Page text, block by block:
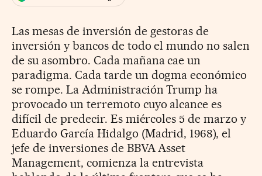
Las mesas de inversión de gestoras de
inversión y bancos de todo el mundo no salen
de su asombro. Cada mañana cae un
paradigma. Cada tarde un dogma económico
se rompe. La Administración Trump ha
provocado un terremoto cuyo alcance es
difícil de predecir. Es miércoles 5 de marzo y
Eduardo García Hidalgo (Madrid, 1968), el
jefe de inversiones de BBVA Asset
Management, comienza la entrevista